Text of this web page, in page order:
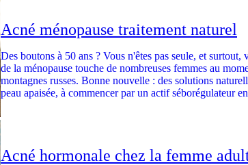
Acné ménopause traitement naturel
Des boutons à 50 ans ? Vous n'êtes pas seule, et surtout,
de la ménopause touche de nombreuses femmes au
montagnes russes. Bonne nouvelle : des solutions
peau apaisée, à commencer par un actif séborégulateur
Acné hormonale chez la femme